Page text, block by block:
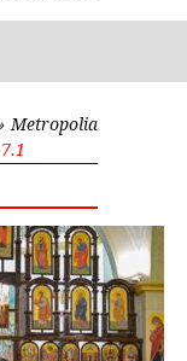
Metropolia
7.1